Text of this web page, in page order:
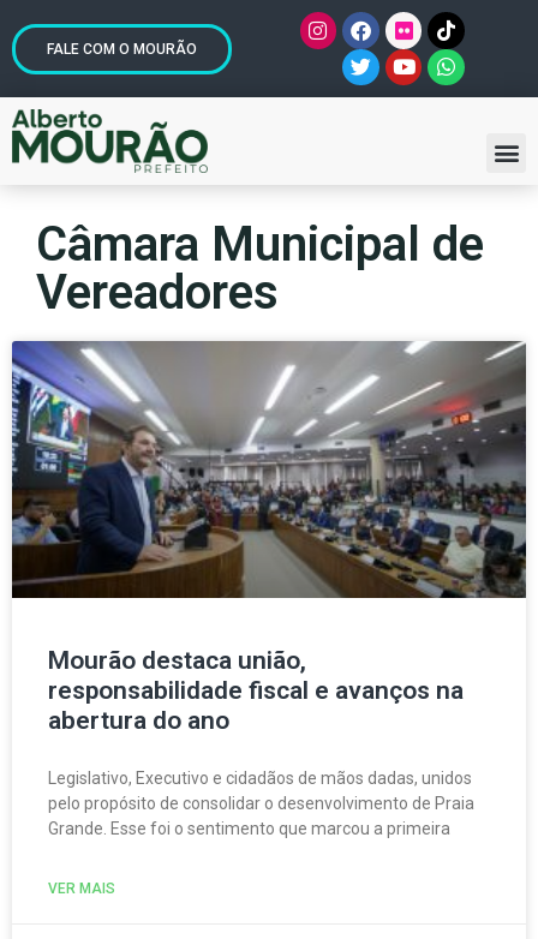
FALE COM O MOURÃO
Câmara Municipal de
Vereadores
Mourão destaca união,
responsabilidade fiscal e avanços na
abertura do ano
Legislativo, Executivo e cidadãos de mãos dadas, unidos
pelo propósito de consolidar o desenvolvimento de Praia
Grande. Esse foi o sentimento que marcou a primeira
VER MAIS